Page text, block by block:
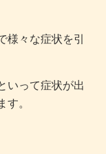
様々な症状を引
いって症状が出
。